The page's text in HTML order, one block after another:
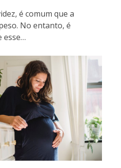
é comum que a
No entanto, é
esse…